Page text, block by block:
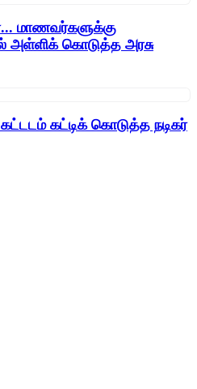
மாணவர்களுக்கு
அள்ளிக் கொடுத்த அரசு
கட்டிக் கொடுத்த நடிகர்